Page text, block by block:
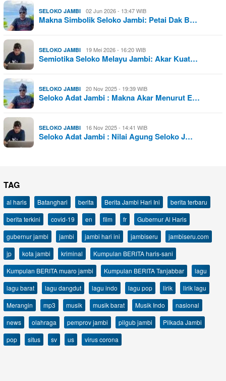
SELOKO JAMBI 02 Jun 2026 - 13:47 WIB
Makna Simbolik Seloko Jambi: Petai Dak B…
SELOKO JAMBI 19 Mei 2026 - 16:20 WIB
Semiotika Seloko Melayu Jambi: Akar Kuat…
SELOKO JAMBI 20 Nov 2025 - 19:39 WIB
Seloko Adat Jambi : Makna Akar Menurut E…
SELOKO JAMBI 16 Nov 2025 - 14:41 WIB
Seloko Adat Jambi : Nilai Agung Seloko J…
TAG
al haris Batanghari berita Berita Jambi Hari Ini
berita terbaru
berita terkini
covid-19 en film fr
Gubernur Al Haris
gubernur jambi
jambi jambi hari ini jambiseru
jambiseru.com
jp
kota jambi kriminal
Kumpulan BERITA haris-sani
Kumpulan BERITA muaro jambi
Kumpulan BERITA Tanjabbar
lagu
lagu barat
lagu dangdut lagu indo lagu pop lirik
lirik lagu
Merangin
mp3 musik musik barat Musik Indo
nasional
news
olahraga pemprov jambi pilgub jambi
Pilkada Jambi
pop
situs sv us virus corona